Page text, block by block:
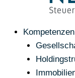
Kompetenzen